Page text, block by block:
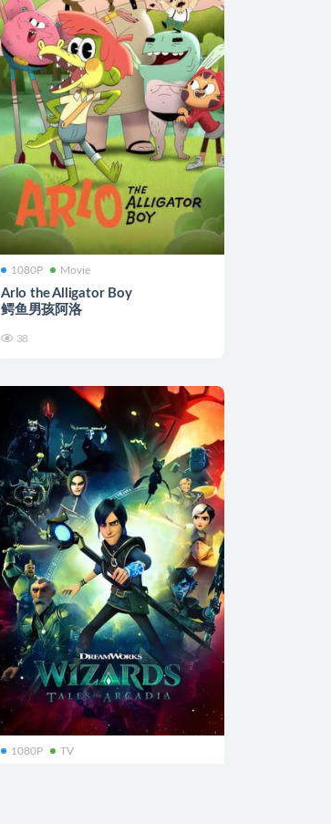
1080P Movie
Arlo the Alligator Boy
鳄鱼男孩阿洛
38
1080P TV